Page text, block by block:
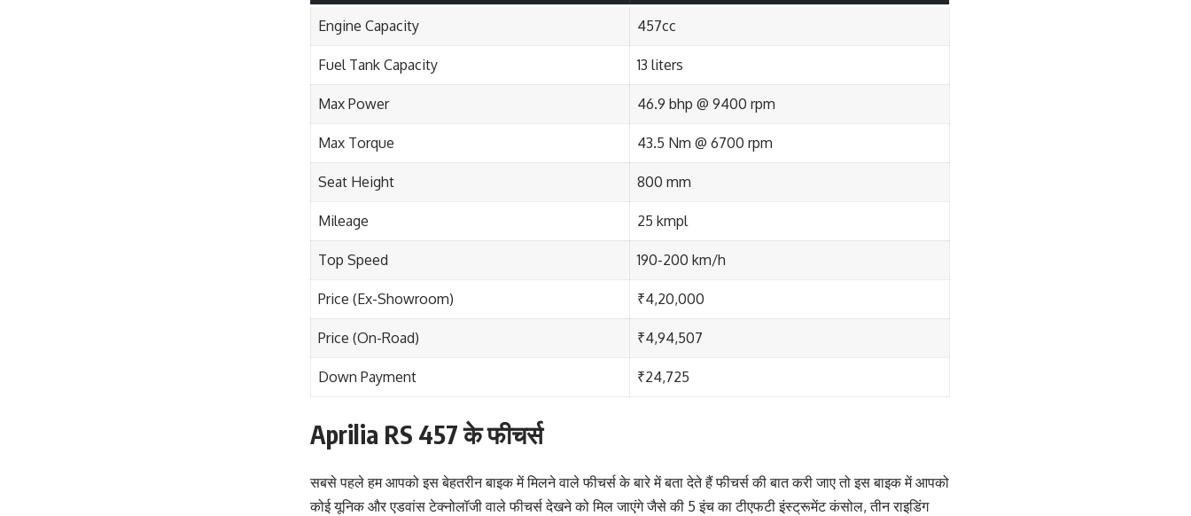
Engine Capacity 457cc
Fuel Tank Capacity 13 liters
Max Power 46.9 bhp @ 9400 rpm
Max Torque 43.5 Nm @ 6700 rpm
Seat Height 800 mm
Mileage 25 kmpl
Top Speed 190-200 km/h
Price (Ex-Showroom) ₹4,20,000
Price (On-Road) ₹4,94,507
Down Payment ₹24,725
Aprilia RS 457 के फीचर्स
सबसे पहले हम आपको इस बेहतरीन बाइक में मिलने वाले फीचर्स के बारे में बता देते हैं फीचर्स की बात करी जाए तो इस बाइक में आपको
कोई यूनिक और एडवांस टेक्नोलॉजी वाले फीचर्स देखने को मिल जाएंगे जैसे की 5 इंच का टीएफटी इंस्ट्रूमेंट कंसोल, तीन राइडिंग